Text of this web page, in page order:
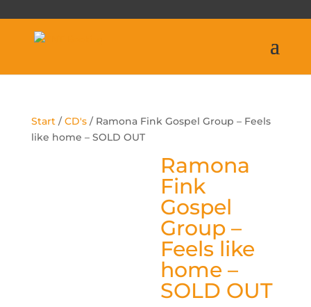
Start/CD's/ Ramona Fink Gospel Group – Feels
like home – SOLD OUT
Ramona
Fink
Gospel
Group –
Feels like
home –
SOLD OUT